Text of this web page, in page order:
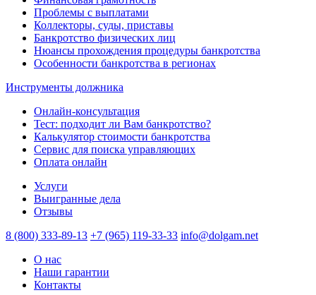
Проблемы с выплатами
Коллекторы, суды, приставы
Банкротство физических лиц
Нюансы прохождения процедуры банкротства
Особенности банкротства в регионах
Инструменты должника
Онлайн-консультация
Тест: подходит ли Вам банкротство?
Калькулятор стоимости банкротства
Сервис для поиска управляющих
Оплата онлайн
Услуги
Выигранные дела
Отзывы
8 (800) 333-89-13 +7 (965) 119-33-33 info@dolgam.net
О нас
Наши гарантии
Контакты